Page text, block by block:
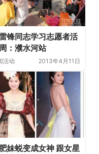
锋同志学习志愿者活
：濮水河站
活动 2013年4月11日
妹蜕变成女神 跟女星